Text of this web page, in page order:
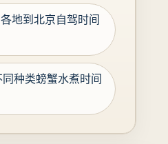
地到北京自驾时间
种类螃蟹水煮时间